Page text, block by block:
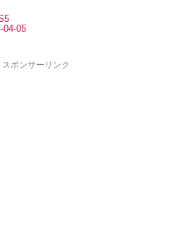
04-05
スポンサーリンク